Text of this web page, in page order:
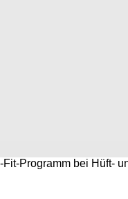
Fit-Programm bei Hüft-